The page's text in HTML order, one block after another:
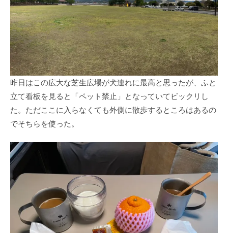
昨日はこの広大な芝生広場が犬連れに最高と思ったが、ふと
立て看板を見ると「ペット禁止」となっていてビックリし
た。ただここに入らなくても外側に散歩するところはあるの
でそちらを使った。